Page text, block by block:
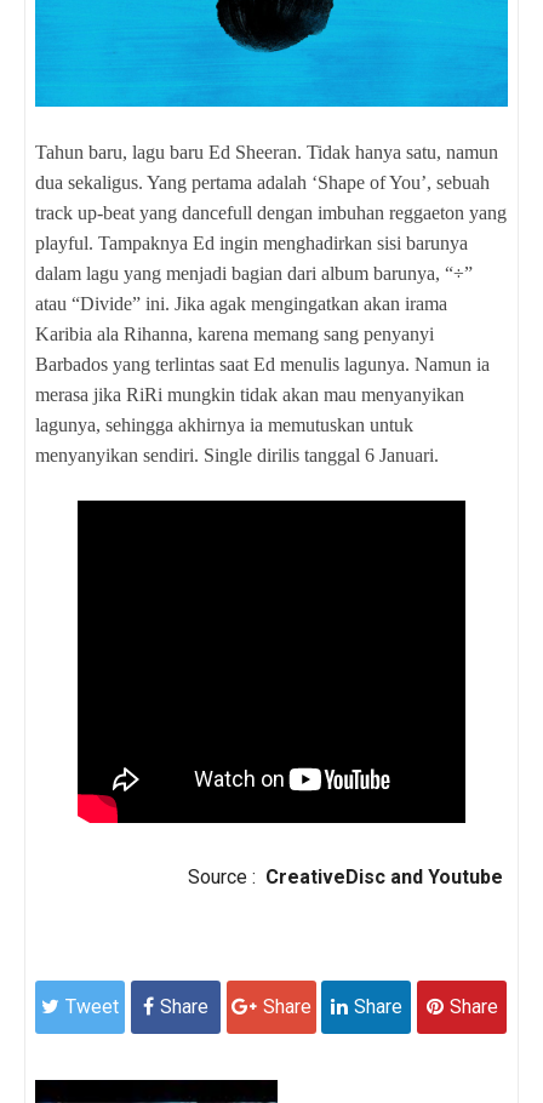
Tahun baru, lagu baru Ed Sheeran. Tidak hanya satu, namun
dua sekaligus. Yang pertama adalah ‘Shape of You’, sebuah
track up-beat yang dancefull dengan imbuhan reggaeton yang
playful. Tampaknya Ed ingin menghadirkan sisi barunya
dalam lagu yang menjadi bagian dari album barunya, “÷”
atau “Divide” ini. Jika agak mengingatkan akan irama
Karibia ala Rihanna, karena memang sang penyanyi
Barbados yang terlintas saat Ed menulis lagunya. Namun ia
merasa jika RiRi mungkin tidak akan mau menyanyikan
lagunya, sehingga akhirnya ia memutuskan untuk
menyanyikan sendiri. Single dirilis tanggal 6 Januari.
Source : CreativeDisc and Youtube
Tweet Share Share Share Share